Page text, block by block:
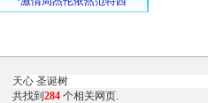
共找到 284 个相关网页.